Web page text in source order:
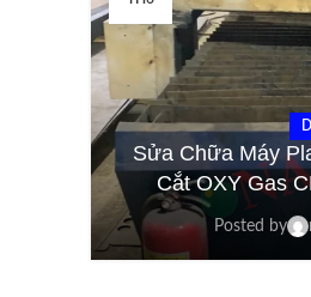
Sửa Chữa Máy
Cắt OXY Gas
Posted by